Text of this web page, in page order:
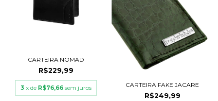
CARTEIRA NOMAD
R$229,99
3 x de R$76,66 sem juros CARTEIRA FAKE JACARE
R$249,99